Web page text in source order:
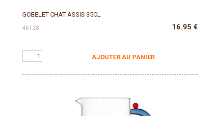
GOBELET CHAT ASSIS 35CL
46128 16.95 €
AJOUTER AU PANIER